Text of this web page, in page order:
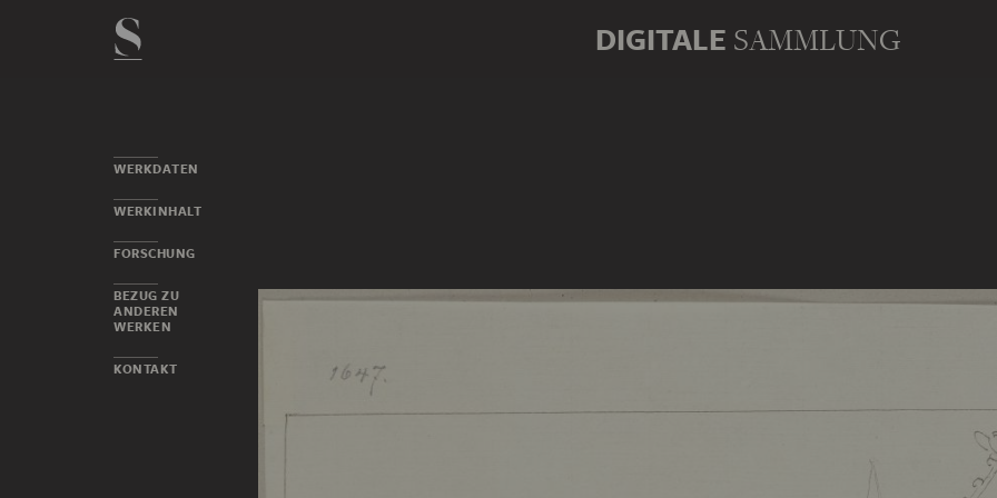
DIGITALE SAMMLUNG
WERKDATEN
WERKINHALT
FORSCHUNG
BEZUG ZU
ANDEREN
WERKEN
KONTAKT